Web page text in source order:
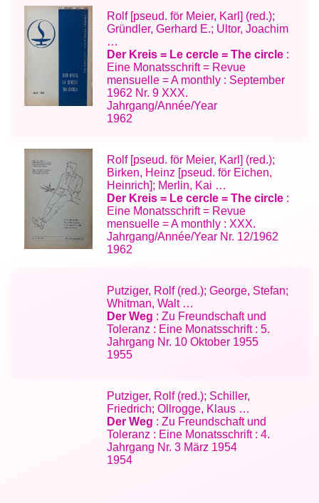
Rolf [pseud. för Meier, Karl] (red.);
Gründler, Gerhard E.; Ultor, Joachim
…
Der Kreis = Le cercle = The circle :
Eine Monatsschrift = Revue
mensuelle = A monthly : September
1962 Nr. 9 XXX.
Jahrgang/Année/Year
1962
Rolf [pseud. för Meier, Karl] (red.);
Birken, Heinz [pseud. för Eichen,
Heinrich]; Merlin, Kai …
Der Kreis = Le cercle = The circle :
Eine Monatsschrift = Revue
mensuelle = A monthly : XXX.
Jahrgang/Année/Year Nr. 12/1962
1962
Putziger, Rolf (red.); George, Stefan;
Whitman, Walt …
Der Weg : Zu Freundschaft und
Toleranz : Eine Monatsschrift : 5.
Jahrgang Nr. 10 Oktober 1955
1955
Putziger, Rolf (red.); Schiller,
Friedrich; Ollrogge, Klaus …
Der Weg : Zu Freundschaft und
Toleranz : Eine Monatsschrift : 4.
Jahrgang Nr. 3 März 1954
1954